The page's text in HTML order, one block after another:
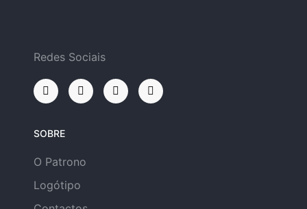
Redes Sociais
SOBRE
O Patrono
Logótipo